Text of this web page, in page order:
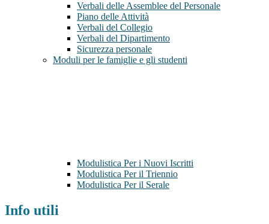
Verbali delle Assemblee del Personale
Piano delle Attività
Verbali del Collegio
Verbali del Dipartimento
Sicurezza personale
Moduli per le famiglie e gli studenti
Modulistica Per i Nuovi Iscritti
Modulistica Per il Triennio
Modulistica Per il Serale
Info utili